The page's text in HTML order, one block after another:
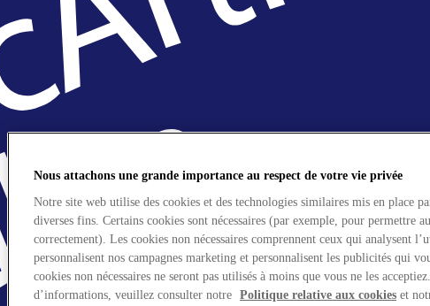
Nous attachons une grande importance au respect de votre vie privée
Notre site web utilise des cookies et des technologies similaires mis en place
diverses fins. Certains cookies sont nécessaires (par exemple, pour permettre
correctement). Les cookies non nécessaires comprennent ceux qui analysent
personnalisent nos campagnes marketing et personnalisent les publicités qui
cookies non nécessaires ne seront pas utilisés à moins que vous ne les
d’informations, veuillez consulter notre Politique relative aux cookies et